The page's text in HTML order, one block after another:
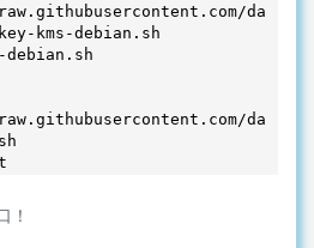
kms-debian.sh
debian.sh
！